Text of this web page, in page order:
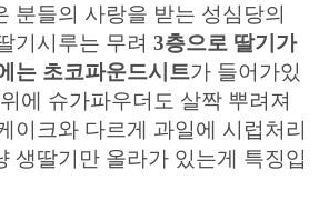
분들의 사랑을 받는 성심당의
기시루는 무려 3층으로 딸기가
는 초코파운드시트가 들어가있
에 슈가파우더도 살짝 뿌려져
이크와 다르게 과일에 시럽처리
생딸기만 올라가 있는게 특징입